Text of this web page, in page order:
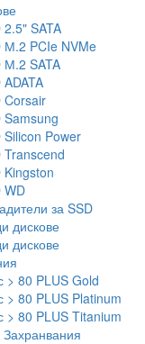
2.5" SATA
М.2 PCIe NVMe
М.2 SATA
ADATA
Corsair
Samsung
Silicon Power
Transcend
Kingston
WD
за SSD
дискове
дискове
> 80 PLUS Gold
> 80 PLUS Platinum
> 80 PLUS Titanium
Захранвания